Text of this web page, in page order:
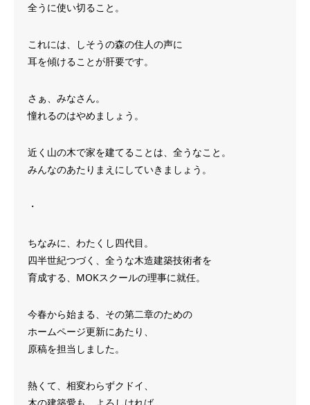
全うに使い切ること。
これには、しそうの森の住人の声に
耳を傾けることが肝要です。
さぁ、みなさん。
憧れるのはやめましょう。
近く山の木で家を建てることは、全うなこと。
みんなのあたりまえにしていきましょう。
・
ちなみに、わたくし四代目。
四半世紀つづく、全うな木造建築技術者を
育成する、MOKスクールの理事に就任。
今春から始まる、その第二章のための
ホームページ更新にあたり、
原稿を担当しました。
熱くて、相変わらずクドイ、